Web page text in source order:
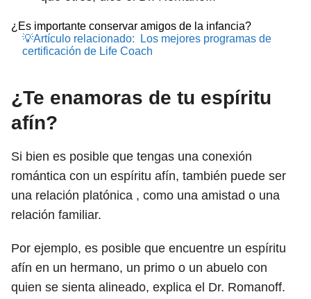
¿Es importante conservar amigos de la infancia?
💡Artículo relacionado:
Los mejores programas de
certificación de Life Coach
¿Te enamoras de tu espíritu
afín?
Si bien es posible que tengas una conexión
romántica con un espíritu afín, también puede ser
una relación platónica , como una amistad o una
relación familiar.
Por ejemplo, es posible que encuentre un espíritu
afín en un hermano, un primo o un abuelo con
quien se sienta alineado, explica el Dr. Romanoff.